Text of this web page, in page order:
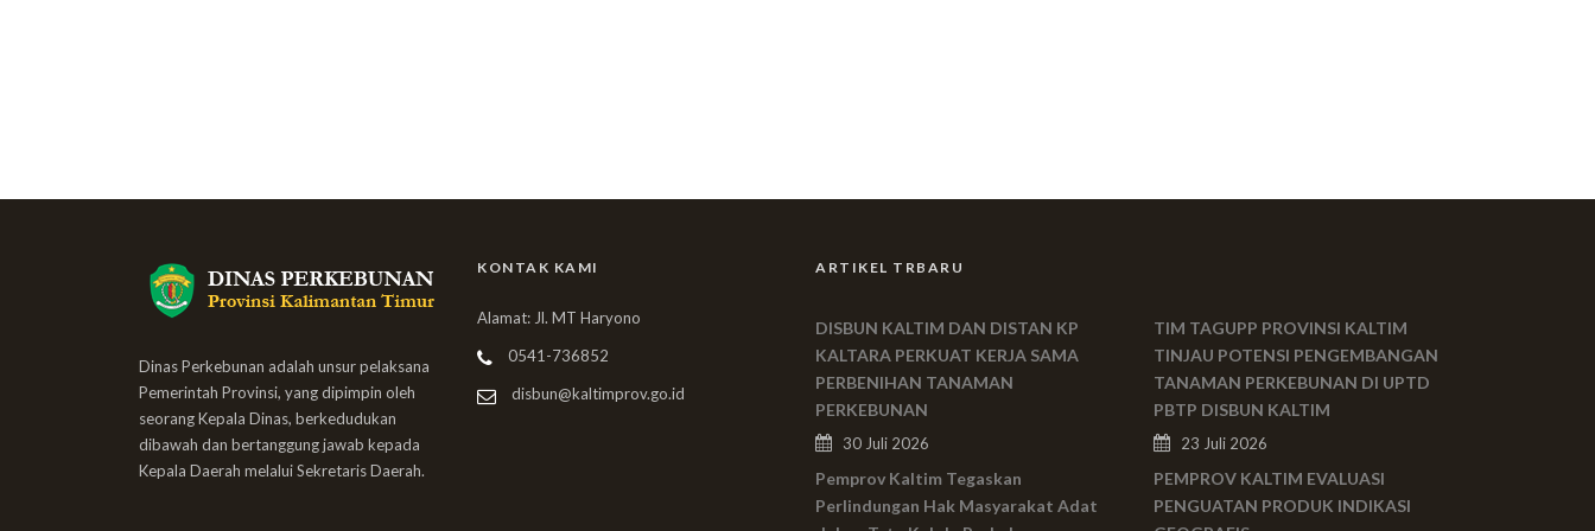
Dinas Perkebunan adalah unsur pelaksana
Pemerintah Provinsi, yang dipimpin oleh
seorang Kepala Dinas, berkedudukan
dibawah dan bertanggung jawab kepada
Kepala Daerah melalui Sekretaris Daerah.
KONTAK KAMI
Alamat: Jl. MT Haryono
0541-736852
disbun@kaltimprov.go.id
ARTIKEL TRBARU
DISBUN KALTIM DAN DISTAN KP
KALTARA PERKUAT KERJA SAMA
PERBENIHAN TANAMAN
PERKEBUNAN
30 Juli 2026
Pemprov Kaltim Tegaskan
Perlindungan Hak Masyarakat Adat
TIM TAGUPP PROVINSI KALTIM
TINJAU POTENSI PENGEMBANGAN
TANAMAN PERKEBUNAN DI UPTD
PBTP DISBUN KALTIM
23 Juli 2026
PEMPROV KALTIM EVALUASI
PENGUATAN PRODUK INDIKASI